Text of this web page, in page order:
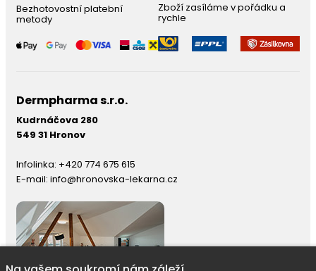
Bezhotovostní platební
metody
Zboží zasíláme v pořádku a
rychle
Dermpharma s.r.o.
Kudrnáčova 280
549 31 Hronov
Infolinka: +420 774 675 615
E-mail: info@hronovska-lekarna.cz